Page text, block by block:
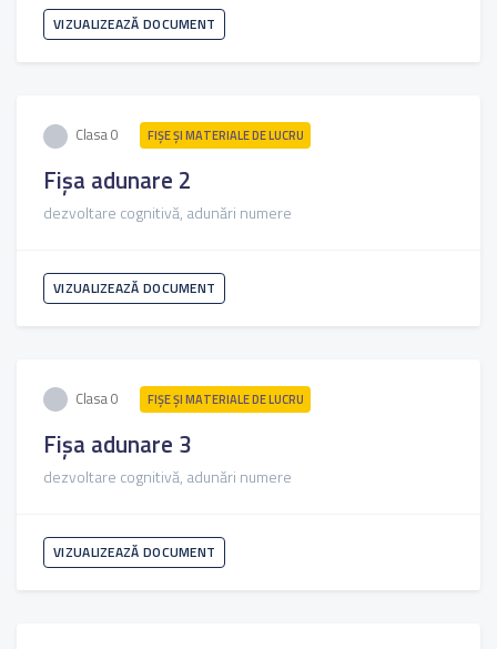
VIZUALIZEAZĂ DOCUMENT
Clasa 0 FIŞE ŞI MATERIALE DE LUCRU
Fișa adunare 2
dezvoltare cognitivă, adunări numere
VIZUALIZEAZĂ DOCUMENT
Clasa 0 FIŞE ŞI MATERIALE DE LUCRU
Fișa adunare 3
dezvoltare cognitivă, adunări numere
VIZUALIZEAZĂ DOCUMENT